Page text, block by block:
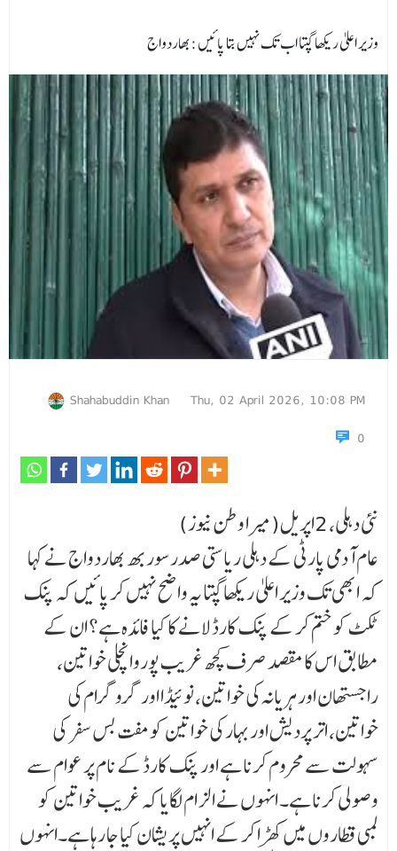
وزیر اعلیٰ ریکھا گپتا اب تک نہیں بتا پائیں :بھاردواج
Shahabuddin Khan
Thu, 02 April 2026, 10:08 PM
0
نئی دہلی، 2اپریل(میرا وطن نیوز)
عام آدمی پارٹی کے دہلی ریاستی صدرسوربھ بھاردواج نے کہا
کہ ابھی تک وزیر اعلیٰ ریکھا گپتا یہ واضح نہیں کر پائیں کہ پنک
ٹکٹ کو ختم کر کے پنک کارڈ لانے کا کیا فائدہ ہے؟ ان کے
مطابق اس کا مقصد صرف کچھ غریب پوروانچلی خواتین،
راجستھان اور ہریانہ کی خواتین، نوئیڈا اور گروگرام کی
خواتین، اتر پردیش اور بہار کی خواتین کو مفت بس سفر کی
سہولت سے محروم کرنا ہے اور پنک کارڈ کے نام پر عوام سے
وصولی کرنا ہے۔ انہوں نے الز ام لگایا کہ غریب خواتین کو
لمبی قطاروں میں کھڑا کر کے انہیں پریشان کیا جا رہا ہے۔انہوں